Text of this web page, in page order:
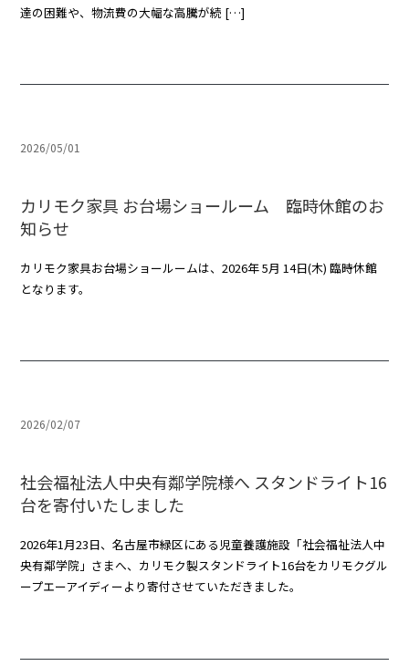
達の困難や、物流費の大幅な高騰が続 […]
2026/05/01
カリモク家具 お台場ショールーム 臨時休館のお
知らせ
カリモク家具お台場ショールームは、2026年 5月 14日(木) 臨時休館
となります。
2026/02/07
社会福祉法人中央有鄰学院様へ スタンドライト16
台を寄付いたしました
2026年1月23日、名古屋市緑区にある児童養護施設「社会福祉法人中
央有鄰学院」さまへ、カリモク製スタンドライト16台をカリモクグル
ープエーアイディーより寄付させていただきました。